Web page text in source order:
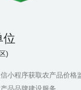
位
)
小程序获取农产品价格
品品牌建设服务。